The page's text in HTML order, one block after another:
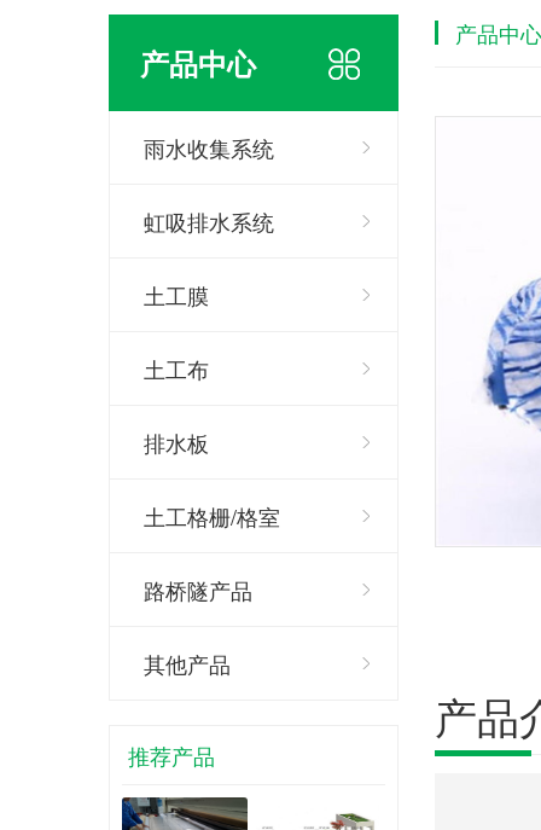
产品中心
雨水收集系统
虹吸排水系统
土工膜
土工布
排水板
土工格栅/格室
路桥隧产品
其他产品
推荐产品
产品中心
产品